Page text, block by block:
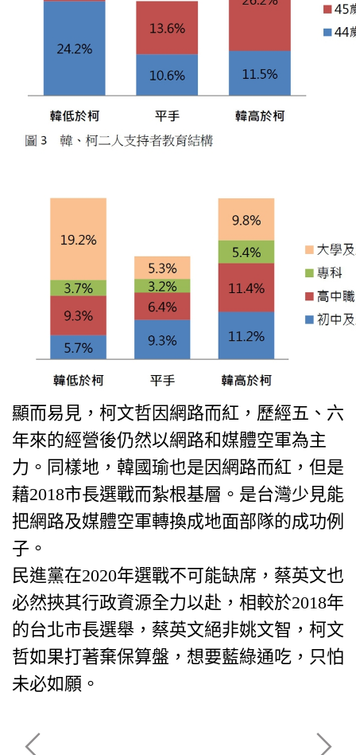
顯而易見，柯文哲因網路而紅，歷經五、六
年來的經營後仍然以網路和媒體空軍為主
力。同樣地，韓國瑜也是因網路而紅，但是
藉2018市長選戰而紮根基層。是台灣少見能
把網路及媒體空軍轉換成地面部隊的成功例
子。
民進黨在2020年選戰不可能缺席，蔡英文也
必然挾其行政資源全力以赴，相較於2018年
的台北市長選舉，蔡英文絕非姚文智，柯文
哲如果打著棄保算盤，想要藍綠通吃，只怕
未必如願。